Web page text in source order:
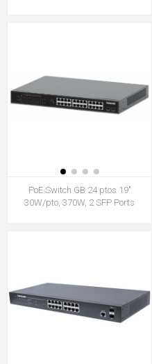
PoE Switch GB 24 ptos 19"
30W/pto, 370W, 2 SFP Ports